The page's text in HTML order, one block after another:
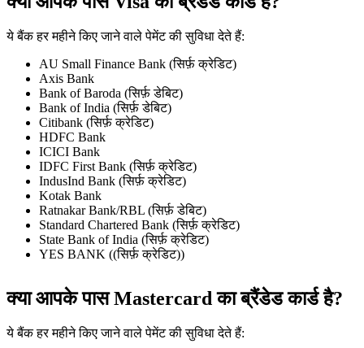
ये बैंक हर महीने किए जाने वाले पेमेंट की सुविधा देते हैं:
AU Small Finance Bank (सिर्फ़ क्रेडिट)
Axis Bank
Bank of Baroda (सिर्फ़ डेबिट)
Bank of India (सिर्फ़ डेबिट)
Citibank (सिर्फ़ क्रेडिट)
HDFC Bank
ICICI Bank
IDFC First Bank (सिर्फ़ क्रेडिट)
IndusInd Bank (सिर्फ़ क्रेडिट)
Kotak Bank
Ratnakar Bank/RBL (सिर्फ़ डेबिट)
Standard Chartered Bank (सिर्फ़ क्रेडिट)
State Bank of India (सिर्फ़ क्रेडिट)
YES BANK ((सिर्फ़ क्रेडिट))
क्या आपके पास Mastercard का ब्रैंडेड कार्ड है?
ये बैंक हर महीने किए जाने वाले पेमेंट की सुविधा देते हैं: